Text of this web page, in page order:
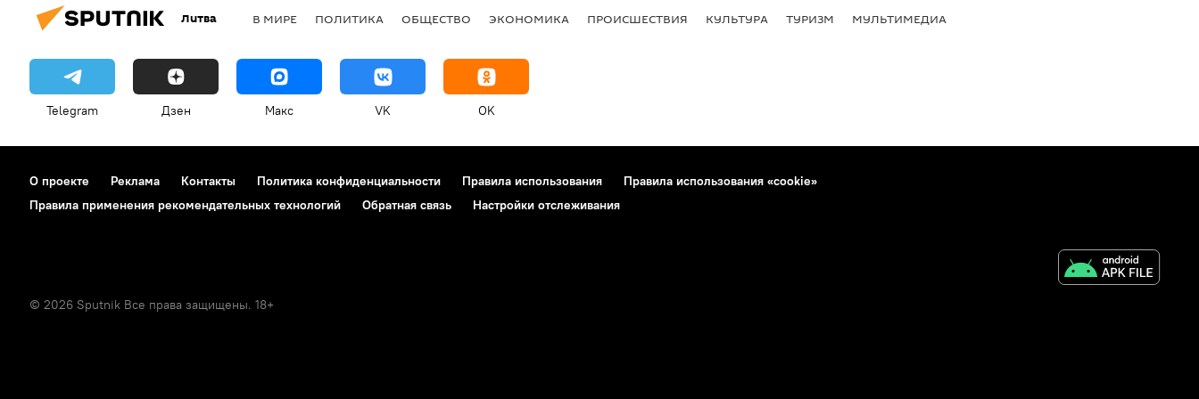
Литва В МИРЕ ПОЛИТИКА ОБЩЕСТВО ЭКОНОМИКА ПРОИСШЕСТВИЯ КУЛЬТУРА ТУРИЗМ МУЛЬТИМЕДИА
Telegram Дзен Макс VK OK
О проекте Реклама Контакты Политика конфиденциальности Правила использования
Правила использования «cookie»
Правила применения рекомендательных технологий
Обратная связь Настройки отслеживания
© 2026 Sputnik Все права защищены. 18+